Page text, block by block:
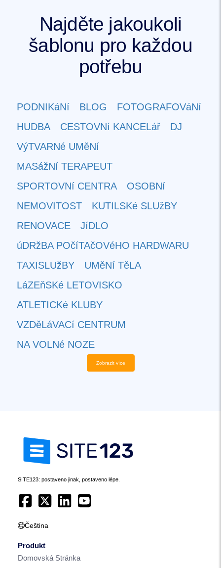
Najděte jakoukoli
šablonu pro každou
potřebu
PODNIKáNí BLOG
FOTOGRAFOVáNí
HUDBA
CESTOVNí KANCELář
DJ
VýTVARNé UMěNí
MASážNí TERAPEUT
SPORTOVNí CENTRA
OSOBNí
NEMOVITOST
KUTILSKé SLUžBY
RENOVACE
JíDLO
úDRžBA POčíTAčOVéHO HARDWARU
TAXISLUžBY
UMěNí TěLA
LáZEňSKé LETOVISKO
ATLETICKé KLUBY
VZDěLáVACí CENTRUM
NA VOLNé NOZE
Zobrazit více
SITE123: postaveno jinak, postaveno lépe.
Čeština
Produkt
Domovská Stránka